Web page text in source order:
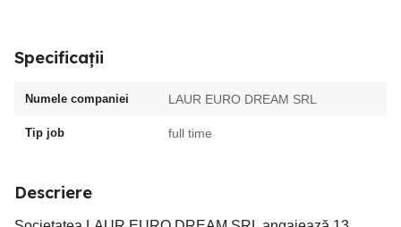
Specificații
Numele companiei LAUR EURO DREAM SRL
Tip job full time
Descriere